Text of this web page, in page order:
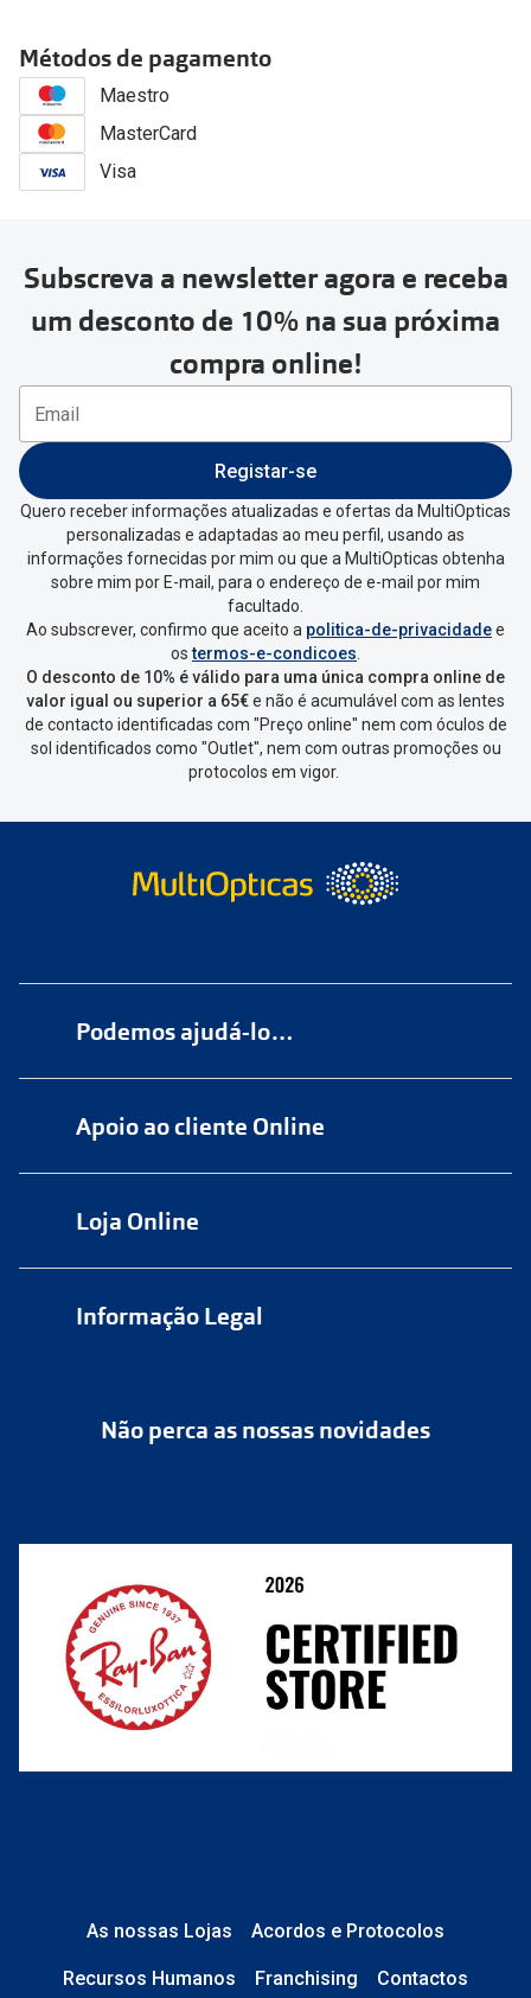
Métodos de pagamento
Maestro
MasterCard
Visa
Subscreva a newsletter agora e receba
um desconto de 10% na sua próxima
compra online!
Registar-se
Quero receber informações atualizadas e ofertas da MultiOpticas
personalizadas e adaptadas ao meu perfil, usando as
informações fornecidas por mim ou que a MultiOpticas obtenha
sobre mim por E-mail, para o endereço de e-mail por mim
facultado.
Ao subscrever, confirmo que aceito a politica-de-privacidadee
ostermos-e-condicoes.
O desconto de 10% é válido para uma única compra online de
valor igual ou superior a 65€e não é acumulável com as lentes
de contacto identificadas com "Preço online" nem com óculos de
sol identificados como "Outlet", nem com outras promoções ou
protocolos em vigor.
Podemos ajudá-lo…
Apoio ao cliente Online
Loja Online
Perguntas frequentes
Informação Legal
Política de Cookies
Não perca as nossas novidades
As nossas Lojas Acordos e Protocolos
Recursos Humanos Franchising Contactos